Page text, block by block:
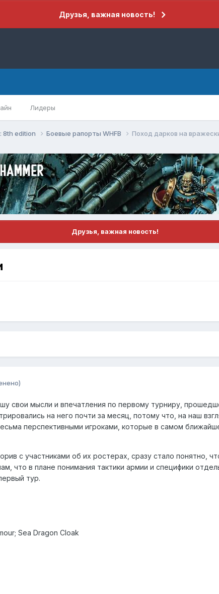
Друзья, важная новость!
Лидеры
8th edition Боевые рапорты WHFB Поход дарков на
Друзья, важная новость!
свои мысли и впечатления по первому турниру,
на него почти за месяц, потому что, на наш
перспективными игроками, которые в самом
с участниками об их ростерах, сразу стало понятно,
что в плане понимания тактики армии и специфики
тур.
Sea Dragon Cloak